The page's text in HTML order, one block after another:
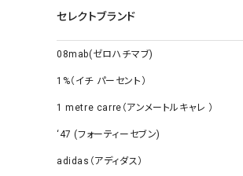
セレクトブランド
08mab(ゼロハチマブ)
1%（イチ パーセント）
1 metre carre（アンメートルキャレ ）
‘47 (フォーティーセブン)
adidas（アディダス）